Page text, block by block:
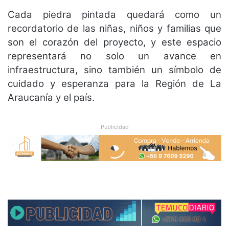
Cada piedra pintada quedará como un
recordatorio de las niñas, niños y familias que
son el corazón del proyecto, y este espacio
representará no solo un avance en
infraestructura, sino también un símbolo de
cuidado y esperanza para la Región de La
Araucanía y el país.
Publicidad